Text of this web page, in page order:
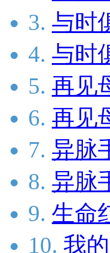
3. 与时
4. 与时
5. 再见
6. 再见
7. 异脉
8. 异脉
9. 生命
10. 我